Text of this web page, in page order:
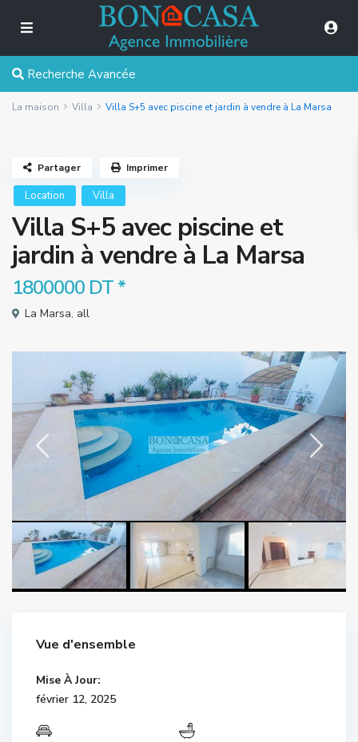
Recherche Avancée
La maison Villa Villa S+5 avec piscine et jardin à vendre à La Marsa
Location Villa
Villa S+5 avec piscine et
jardin à vendre à La Marsa
1800000 DT*
La Marsa, all
Partager Imprimer
Vue d'ensemble
Mise À Jour:
février 12, 2025